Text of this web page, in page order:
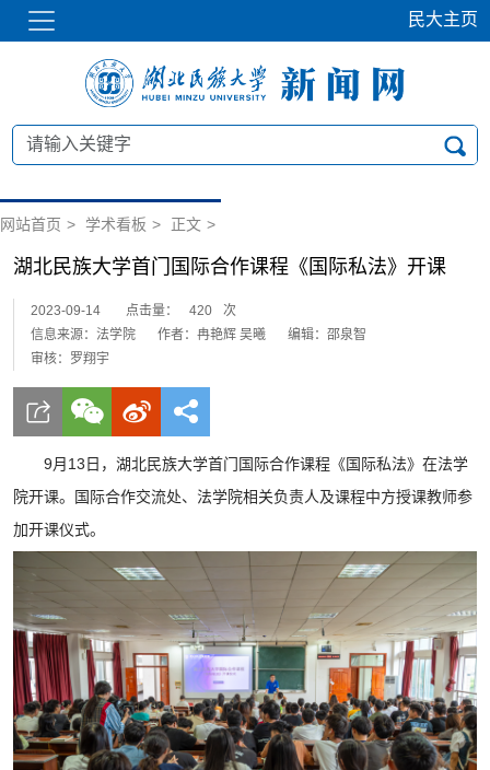
民大主页
网站首页 > 学术看板 > 正文 >
湖北民族大学首门国际合作课程《国际私法》开课
2023-09-14 点击量： 420
次
信息来源：法学院
作者：冉艳辉 吴曦
编辑：邵泉智
审核：罗翔宇
9月13日，湖北民族大学首门国际合作课程《国际私法》在法学
院开课。国际合作交流处、法学院相关负责人及课程中方授课教师参
加开课仪式。